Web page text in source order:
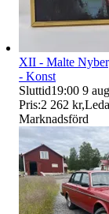
XII - Malte
- Konst
Sluttid19:00 9
Pris:2 262 kr,
Marknadsförd